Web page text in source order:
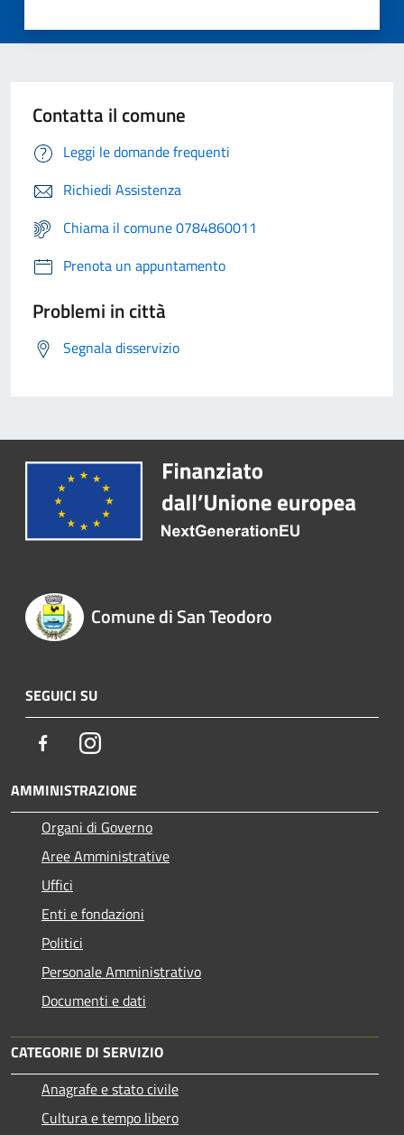
Contatta il comune
Leggi le domande frequenti
Richiedi Assistenza
Chiama il comune 0784860011
Prenota un appuntamento
Problemi in città
Segnala disservizio
Comune di San Teodoro
SEGUICI SU
FacebookInstagram
AMMINISTRAZIONE
Organi di Governo
Aree Amministrative
Uffici
Enti e fondazioni
Politici
Personale Amministrativo
Documenti e dati
CATEGORIE DI SERVIZIO
Anagrafe e stato civile
Cultura e tempo libero